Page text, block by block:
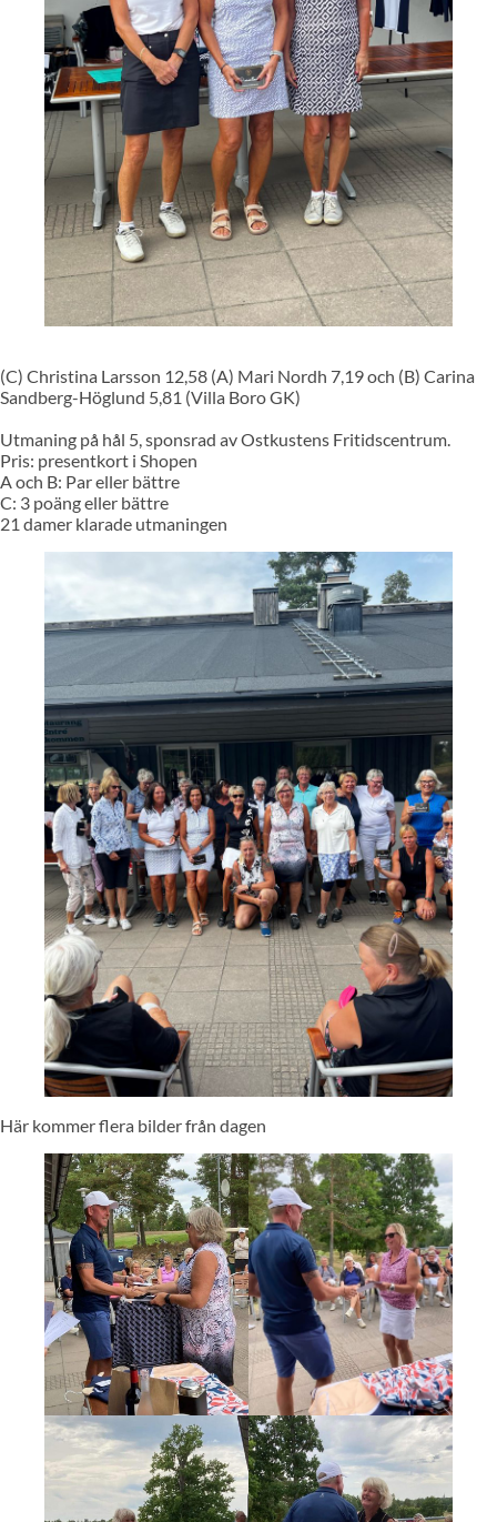
(C) Christina Larsson 12,58 (A) Mari Nordh 7,19 och (B) Carina
Sandberg-Höglund 5,81 (Villa Boro GK)
Utmaning på hål 5, sponsrad av Ostkustens Fritidscentrum.
Pris: presentkort i Shopen
A och B: Par eller bättre
C: 3 poäng eller bättre
21 damer klarade utmaningen
Här kommer flera bilder från dagen